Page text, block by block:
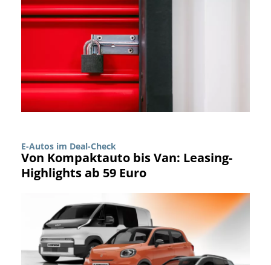
E-Autos im Deal-Check
Von Kompaktauto bis Van: Leasing-
Highlights ab 59 Euro